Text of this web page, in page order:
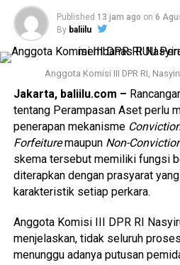
kewenangan untuk melakukan
dalam kondisi tertentu.
dan situasional, bukan sebagai
yang tetap menjadi prioritas
“Penindakan secara manual
terbatas terhadap pelanggaran
dan berpotensi menimbulkan
membahayakan pengguna jalan
Adapun pelanggaran yang
langsung antara lain penggunaan
arus, serta perilaku berkendara
mengancam keselamatan
Published 13 jam ago on 6
By baliilu
Anggota Komisi III DPR RI,
Jakarta, baliilu.com –
tentang Perampasan Aset perlu
penerapan mekanisme
Forfeituremaupun Non-
skema tersebut memiliki fungsi
diterapkan dengan prasyarat
karakteristik setiap perkara.
Anggota Komisi III DPR RI
menjelaskan, tidak seluruh
menunggu adanya putusan